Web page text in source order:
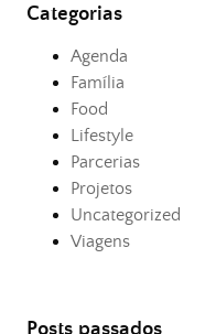
Categorias
Agenda
Família
Food
Lifestyle
Parcerias
Projetos
Uncategorized
Viagens
Posts passados